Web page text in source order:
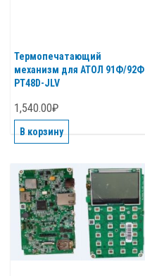
Термопечатающий
механизм для АТОЛ 91Ф/92Ф
PT48D-JLV
1,540.00₽
В корзину